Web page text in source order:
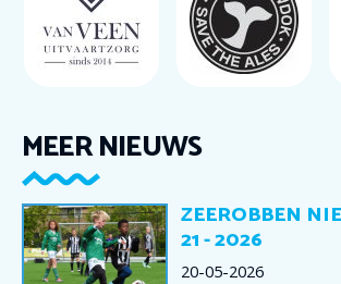
MEER NIEUWS
ZEEROBBEN
21 - 2026
20-05-2026